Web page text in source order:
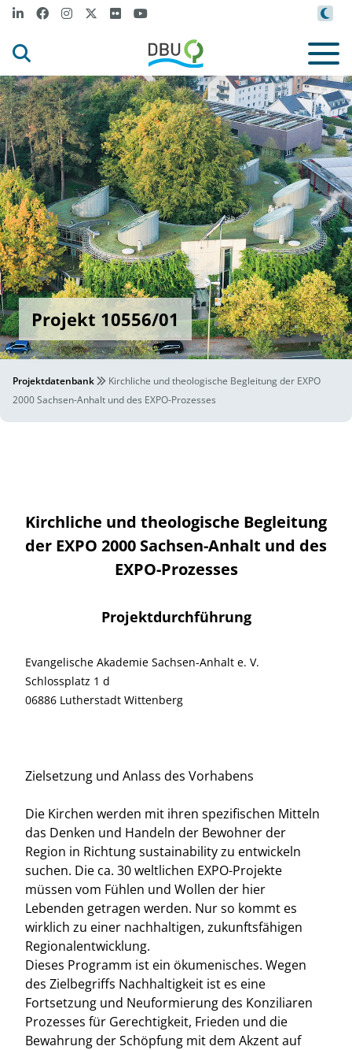
Projekt 10556/01
Projektdatenbank
Kirchliche und theologische Begleitung der EXPO
2000 Sachsen-Anhalt und des EXPO-Prozesses
Kirchliche und theologische Begleitung
der EXPO 2000 Sachsen-Anhalt und des
EXPO-Prozesses
Projektdurchführung
Evangelische Akademie Sachsen-Anhalt e. V.
Schlossplatz 1 d
06886 Lutherstadt Wittenberg
Zielsetzung und Anlass des Vorhabens
Die Kirchen werden mit ihren spezifischen Mitteln
das Denken und Handeln der Bewohner der
Region in Richtung sustainability zu entwickeln
suchen. Die ca. 30 weltlichen EXPO-Projekte
müssen vom Fühlen und Wollen der hier
Lebenden getragen werden. Nur so kommt es
wirklich zu einer nachhaltigen, zukunftsfähigen
Regionalentwicklung.
Dieses Programm ist ein ökumenisches. Wegen
des Zielbegriffs Nachhaltigkeit ist es eine
Fortsetzung und Neuformierung des Konziliaren
Prozesses für Gerechtigkeit, Frieden und die
Bewahrung der Schöpfung mit dem Akzent auf